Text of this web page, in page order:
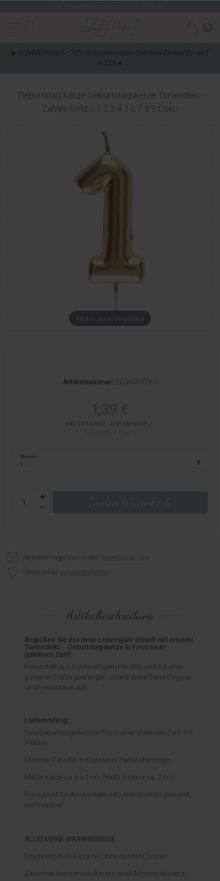
☀️ SOMMER SALE • 10% Gutscheincode: SommerZauber26 • AUF
ALLES☀️
Geburtstag Kerze Geburtstagskerze Tortendeko
Zahlen Gold 0 1 2 3 4 5 6 7 8 9 Deko
Klicken um zu vergrößern
Artikelnummer: ZD VAR103/1
inkl. 19% MwSt., zzgl. Versand
Lieferzeit 5-6 Tage*
Modell
Sie haben Fragen zum Artikel?
Diesen Artikel
Artikelbeschreibung
Begrüßen Sie das neue Lebensjahr stilvoll mit unserer
Tortendeko - Geburtstagskerze in Form einer
goldenen Zahl!
Hergestellt aus hochwertigem Paraffin und mit einer
goldenen Farbe überzogen, strahlt diese Kerze Eleganz
und Feierlichkeit aus.
Lieferumfang:
Eine Geburtstagskerze in Form einer goldenen Zahl, mit
Piekser.
Material: Paraffin, mit goldener Farbe überzogen.
Maße: Kerze ca. 6 x 1 cm (HxB), Piekser ca. 2 cm.
Produkt ist für den Kontakt mit Lebensmitteln geeignet -
nicht essbar!
ALLGEMEINE WARNHINWEISE:
Eine brennende Kerze nie ohne Aufsicht lassen.
Zwischen brennenden Kerzen einen Mindestabstand